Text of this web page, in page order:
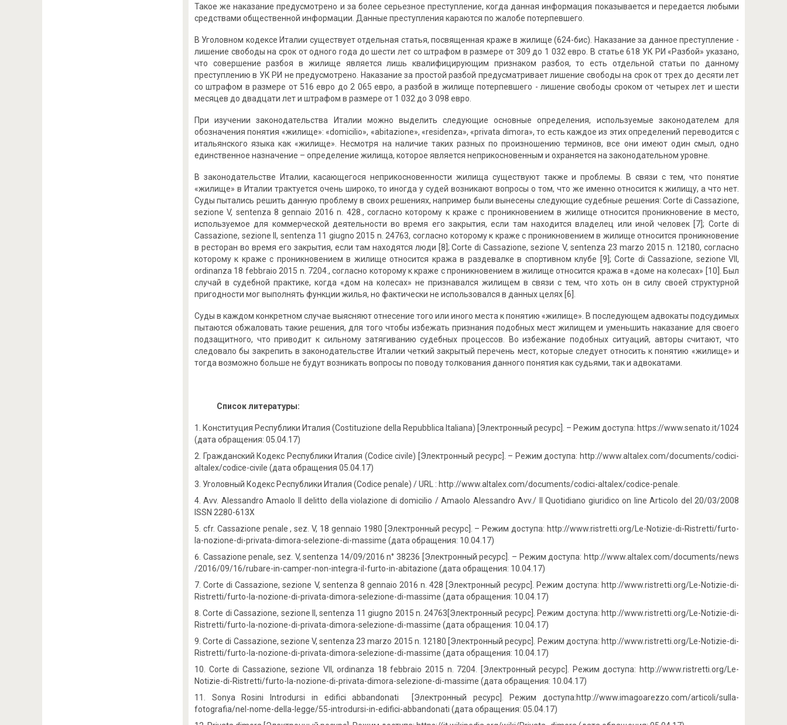
Такое же наказание предусмотрено и за более серьезное преступление, когда данная информация показывается и передается любыми
средствами общественной информации. Данные преступления караются по жалобе потерпевшего.
В Уголовном кодексе Италии существует отдельная статья, посвященная краже в жилище (624-бис). Наказание за данное преступление -
лишение свободы на срок от одного года до шести лет со штрафом в размере от 309 до 1 032 евро. В статье 618 УК РИ «Разбой» указано,
что совершение разбоя в жилище является лишь квалифицирующим признаком разбоя, то есть отдельной статьи по данному
преступлению в УК РИ не предусмотрено. Наказание за простой разбой предусматривает лишение свободы на срок от трех до десяти лет
со штрафом в размере от 516 евро до 2 065 евро, а разбой в жилище потерпевшего - лишение свободы сроком от четырех лет и шести
месяцев до двадцати лет и штрафом в размере от 1 032 до 3 098 евро.
При изучении законодательства Италии можно выделить следующие основные определения, используемые законодателем для
обозначения понятия «жилище»: «domicilio», «abitazione», «residenza», «privata dimora», то есть каждое из этих определений переводится с
итальянского языка как «жилище». Несмотря на наличие таких разных по произношению терминов, все они имеют один смыл, одно
единственное назначение – определение жилища, которое является неприкосновенным и охраняется на законодательном уровне.
В законодательстве Италии, касающегося неприкосновенности жилища существуют также и проблемы. В связи с тем, что понятие
«жилище» в Италии трактуется очень широко, то иногда у судей возникают вопросы о том, что же именно относится к жилищу, а что нет.
Суды пытались решить данную проблему в своих решениях, например были вынесены следующие судебные решения: Corte di Cassazione,
sezione V, sentenza 8 gennaio 2016 n. 428., согласно которому к краже с проникновением в жилище относится проникновение в место,
используемое для коммерческой деятельности во время его закрытия, если там находится владелец или иной человек [7]; Corte di
Cassazione, sezione II, sentenza 11 giugno 2015 n. 24763, согласно которому к краже с проникновением в жилище относится проникновение
в ресторан во время его закрытия, если там находятся люди [8]; Corte di Cassazione, sezione V, sentenza 23 marzo 2015 n. 12180, согласно
которому к краже с проникновением в жилище относится кража в раздевалке в спортивном клубе [9]; Corte di Cassazione, sezione VII,
ordinanza 18 febbraio 2015 n. 7204., согласно которому к краже с проникновением в жилище относится кража в «доме на колесах» [10]. Был
случай в судебной практике, когда «дом на колесах» не признавался жилищем в связи с тем, что хоть он в силу своей структурной
пригодности мог выполнять функции жилья, но фактически не использовался в данных целях [6].
Суды в каждом конкретном случае выясняют отнесение того или иного места к понятию «жилище». В последующем адвокаты подсудимых
пытаются обжаловать такие решения, для того чтобы избежать признания подобных мест жилищем и уменьшить наказание для своего
подзащитного, что приводит к сильному затягиванию судебных процессов. Во избежание подобных ситуаций, авторы считают, что
следовало бы закрепить в законодательстве Италии четкий закрытый перечень мест, которые следует относить к понятию «жилище» и
тогда возможно больше не будут возникать вопросы по поводу толкования данного понятия как судьями, так и адвокатами.
Список литературы:
Конституция Республики Италия (Costituzione della Repubblica Italiana) [Электронный ресурс]. – Режим доступа: https://www.senato.it/1024
(дата обращения: 05.04.17)
Гражданский Кодекс Республики Италия (Codice civile) [Электронный ресурс]. – Режим доступа: http://www.altalex.com/documents/codici-
altalex/codice-civile (дата обращения 05.04.17)
Уголовный Кодекс Республики Италия (Codice penale) / URL : http://www.altalex.com/documents/codici-altalex/codice-penale.
Avv. Alessandro Amaolo Il delitto della violazione di domicilio / Amaolo Alessandro Avv./ Il Quotidiano giuridico on line Articolo del 20/03/2008
ISSN 2280-613X
cfr. Cassazione penale , sez. V, 18 gennaio 1980 [Электронный ресурс]. – Режим доступа: http://www.ristretti.org/Le-Notizie-di-Ristretti/furto-
la-nozione-di-privata-dimora-selezione-di-massime (дата обращения: 10.04.17)
Cassazione penale, sez. V, sentenza 14/09/2016 n° 38236 [Электронный ресурс]. – Режим доступа: http://www.altalex.com/documents/news
/2016/09/16/rubare-in-camper-non-integra-il-furto-in-abitazione (дата обращения: 10.04.17)
Corte di Cassazione, sezione V, sentenza 8 gennaio 2016 n. 428 [Электронный ресурс]. Режим доступа: http://www.ristretti.org/Le-Notizie-di-
Ristretti/furto-la-nozione-di-privata-dimora-selezione-di-massime (дата обращения: 10.04.17)
Corte di Cassazione, sezione II, sentenza 11 giugno 2015 n. 24763[Электронный ресурс]. Режим доступа: http://www.ristretti.org/Le-Notizie-di-
Ristretti/furto-la-nozione-di-privata-dimora-selezione-di-massime (дата обращения: 10.04.17)
Corte di Cassazione, sezione V, sentenza 23 marzo 2015 n. 12180 [Электронный ресурс]. Режим доступа: http://www.ristretti.org/Le-Notizie-di-
Ristretti/furto-la-nozione-di-privata-dimora-selezione-di-massime (дата обращения: 10.04.17)
Corte di Cassazione, sezione VII, ordinanza 18 febbraio 2015 n. 7204. [Электронный ресурс]. Режим доступа: http://www.ristretti.org/Le-
Notizie-di-Ristretti/furto-la-nozione-di-privata-dimora-selezione-di-massime (дата обращения: 10.04.17)
Sonya Rosini Introdursi in edifici abbandonati [Электронный ресурс]. Режим доступа:http://www.imagoarezzo.com/articoli/sulla-
fotografia/nel-nome-della-legge/55-introdursi-in-edifici-abbandonati (дата обращения: 05.04.17)